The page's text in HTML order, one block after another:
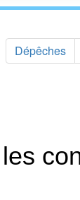
Dépêches